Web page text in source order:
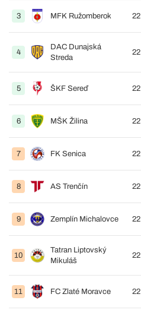
3 MFK Ružomberok 22
4
DAC Dunajská
Streda
22
5 ŠKF Sereď 22
6 MŠK Žilina 22
7 FK Senica 22
8 AS Trenčín 22
9 Zemplín Michalovce 22
10
Tatran Liptovský
Mikuláš
22
11 FC Zlaté Moravce 22